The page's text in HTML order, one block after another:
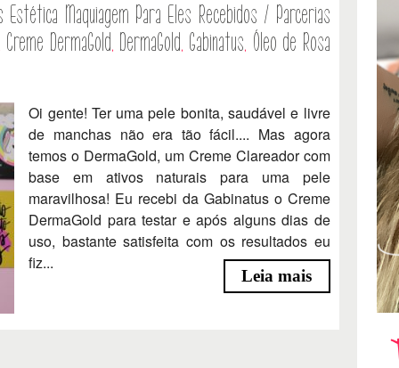
Estética Maquiagem Para Eles Recebidos / Parcerias
Creme DermaGold, DermaGold, Gabinatus, Óleo de Rosa
Oi gente! Ter uma pele bonita, saudável e livre
de manchas não era tão fácil.... Mas agora
temos o DermaGold, um Creme Clareador com
base em ativos naturais para uma pele
maravilhosa! Eu recebi da Gabinatus o Creme
DermaGold para testar e após alguns dias de
uso, bastante satisfeita com os resultados eu
fiz...
Leia mais